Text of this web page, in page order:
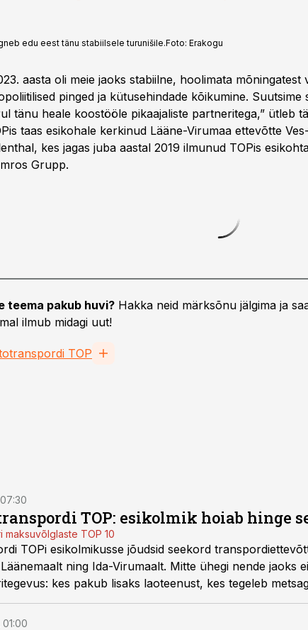
edu eest tänu stabiilsele turunišile.Foto: Erakogu
aasta oli meie jaoks stabiilne, hoolimata mõningatest
pinged ja kütusehindade kõikumine. Suutsime
tänu heale koostööle pikaajaliste partneritega,” ütleb
taas esikohale kerkinud Lääne-Virumaa ettevõtte
kes jagas juba aastal 2019 ilmunud TOPis
Grupp.
teema pakub huvi? Hakka neid märksõnu jälgima ja
ilmub midagi uut!
TOP
TOP: esikolmik hoiab hinge
maksuvõlglaste TOP 10
TOPi esikolmikusse jõudsid seekord
ning Ida-Virumaalt. Mitte ühegi nende jaoks
kes pakub lisaks laoteenust, kes tegeleb
tootmisega. Ikka selleks, et leib laual oleks ja hing